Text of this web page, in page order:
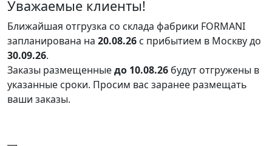
Уважаемые клиенты!
Ближайшая отгрузка со склада фабрики FORMANI
запланирована на 20.08.26 с прибытием в Москву до
30.09.26.
Заказы размещенныедо 10.08.26 будут отгружены в
указанные сроки. Просим вас заранее размещать
ваши заказы.